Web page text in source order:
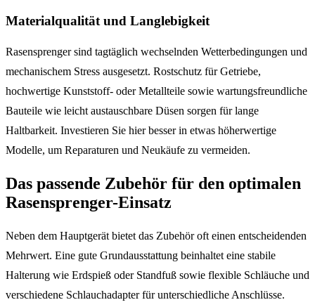
Materialqualität und Langlebigkeit
Rasensprenger sind tagtäglich wechselnden Wetterbedingungen und
mechanischem Stress ausgesetzt. Rostschutz für Getriebe,
hochwertige Kunststoff- oder Metallteile sowie wartungsfreundliche
Bauteile wie leicht austauschbare Düsen sorgen für lange
Haltbarkeit. Investieren Sie hier besser in etwas höherwertige
Modelle, um Reparaturen und Neukäufe zu vermeiden.
Das passende Zubehör für den optimalen
Rasensprenger-Einsatz
Neben dem Hauptgerät bietet das Zubehör oft einen entscheidenden
Mehrwert. Eine gute Grundausstattung beinhaltet eine stabile
Halterung wie Erdspieß oder Standfuß sowie flexible Schläuche und
verschiedene Schlauchadapter für unterschiedliche Anschlüsse.